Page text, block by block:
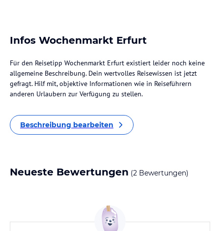
Infos Wochenmarkt Erfurt
Für den Reisetipp Wochenmarkt Erfurt existiert leider noch keine
allgemeine Beschreibung. Dein wertvolles Reisewissen ist jetzt
gefragt. Hilf mit, objektive Informationen wie in Reiseführern
anderen Urlaubern zur Verfügung zu stellen.
Beschreibung bearbeiten
Neueste Bewertungen (2 Bewertungen)